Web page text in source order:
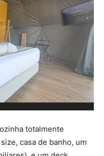
totalmente
casa de banho, um